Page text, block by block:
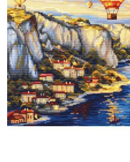
個人情報取り扱いについて
閉じる